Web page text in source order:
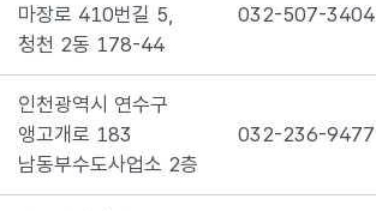
마장로 410번길 5,
청천 2동 178-44
032-507-3404
인천광역시 연수구
앵고개로 183
남동부수도사업소 2층
032-236-9477